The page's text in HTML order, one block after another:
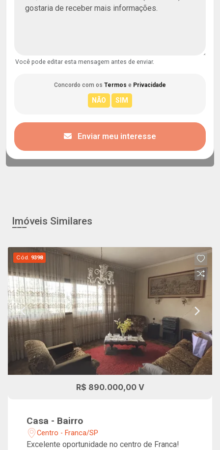
Você pode editar esta mensagem antes de enviar.
Concordo com os Termos e Privacidade
Enviar meu interesse
Imóveis Similares
Cód. 9398
R$ 890.000,00 V
Casa - Bairro
Centro - Franca/SP
Excelente oportunidade no centro de Franca!